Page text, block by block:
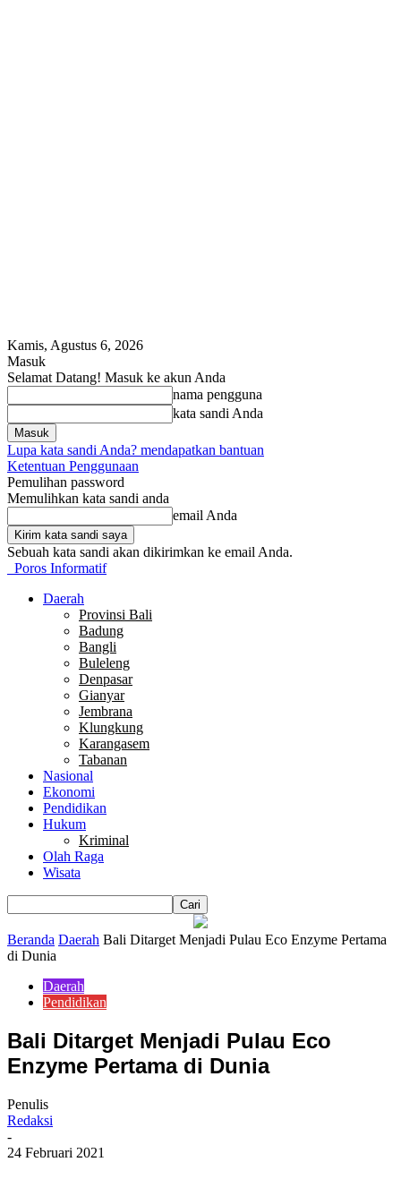
Kamis, Agustus 6, 2026
Masuk
Selamat Datang! Masuk ke akun Anda
nama pengguna
kata sandi Anda
Lupa kata sandi Anda? mendapatkan bantuan
Ketentuan Penggunaan
Pemulihan password
Memulihkan kata sandi anda
email Anda
Sebuah kata sandi akan dikirimkan ke email Anda.
Poros Informatif
Daerah
Provinsi Bali
Badung
Bangli
Buleleng
Denpasar
Gianyar
Jembrana
Klungkung
Karangasem
Tabanan
Nasional
Ekonomi
Pendidikan
Hukum
Kriminal
Olah Raga
Wisata
Beranda Daerah Bali Ditarget Menjadi Pulau Eco Enzyme Pertama
di Dunia
Daerah
Pendidikan
Bali Ditarget Menjadi Pulau Eco
Enzyme Pertama di Dunia
Penulis
Redaksi
-
24 Februari 2021